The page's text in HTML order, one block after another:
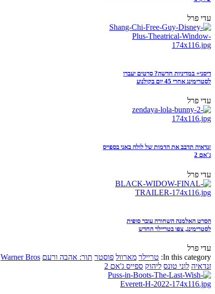
עדי פרל
דיסני+ במדיניות חדשה? סרטים יעברו
לסטרימינג אחרי 45 יום בקולנוע
עדי פרל
זנדאיה תדבב את הדמות של לולה באני בספייס
ג'אם 2
עדי פרל
הסרט האלמנה השחורה עובר סופית
לסטרימינג, צפו בטריילר החדש
עדי פרל
In this category: טריילר מארוול פוסטר תור: אהבה ורעם Warner Bros
זנדאיה לוני טונס ליהוק ספייס ג'אם 2